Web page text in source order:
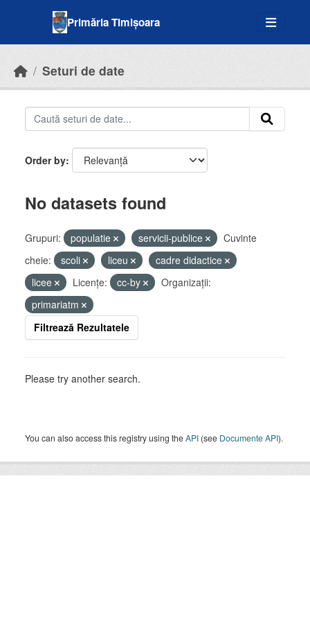
Primăria Timișoara
Seturi de date
Order by
No datasets found
Grupuri: populatie servicii-publice
Cuvinte
cheie:
scoli liceu
cadre didactice
licee
Licenţe: cc-by
Organizații:
primariatm
Filtrează Rezultatele
Please try another search.
You can also access this registry using theAPI (see Documente API).